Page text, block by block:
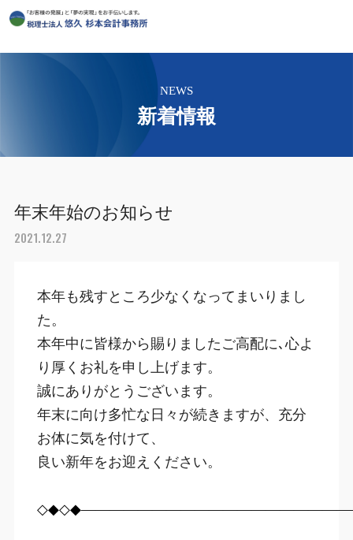
NEWS
新着情報
年末年始のお知らせ
2021.12.27
本年も残すところ少なくなってまいりまし
た。
本年中に皆様から賜りましたご高配に､心よ
り厚くお礼を申し上げます。
誠にありがとうございます。
年末に向け多忙な日々が続きますが、充分
お体に気を付けて、
良い新年をお迎えください。